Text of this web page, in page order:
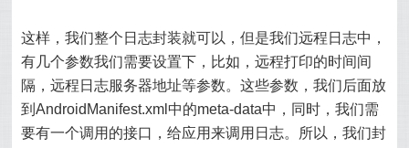
这样，我们整个日志封装就可以，但是我们远程日志中，
有几个参数我们需要设置下，比如，远程打印的时间间
隔，远程日志服务器地址等参数。这些参数，我们后面放
到AndroidManifest.xml中的meta-data中，同时，我们需
要有一个调用的接口，给应用来调用日志。所以，我们封